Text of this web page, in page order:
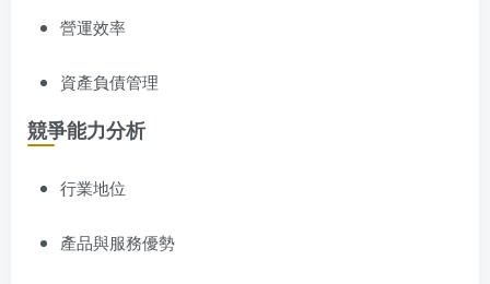
營運效率
資產負債管理
競爭能力分析
行業地位
產品與服務優勢